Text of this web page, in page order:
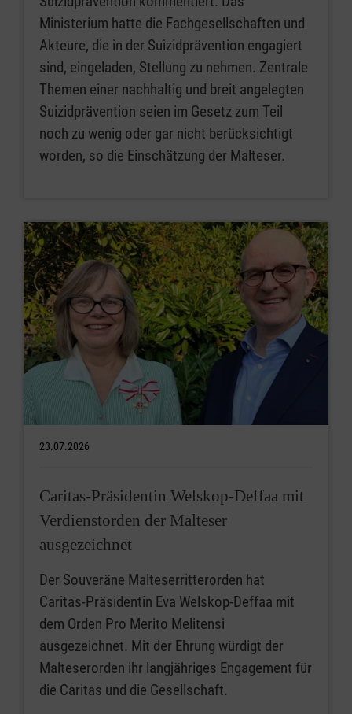
Ministerium hatte die Fachgesellschaften und
Akteure, die in der Suizidprävention engagiert
sind, eingeladen, Stellung zu nehmen. Zentrale
Themen einer nachhaltig und breit angelegten
Suizidprävention seien im Gesetz zum Teil
noch zu wenig oder gar nicht berücksichtigt
worden, so die Einschätzung der Malteser.
23.07.2026
Caritas-Präsidentin Welskop-Deffaa mit
Verdienstorden der Malteser
ausgezeichnet
Der Souveräne Malteserritterorden hat
Caritas-Präsidentin Eva Welskop-Deffaa mit
dem Orden Pro Merito Melitensi
ausgezeichnet. Mit der Ehrung würdigt der
Malteserorden ihr langjähriges Engagement für
die Caritas und die Gesellschaft.